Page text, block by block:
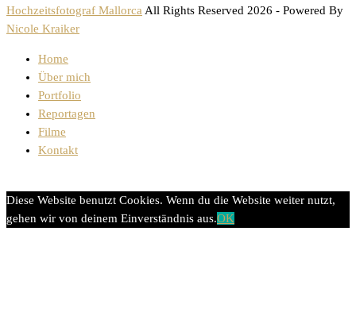
Hochzeitsfotograf MallorcaAll Rights Reserved 2026 - Powered By
Nicole Kraiker
Home
Über mich
Portfolio
Reportagen
Filme
Kontakt
Diese Website benutzt Cookies. Wenn du die Website weiter nutzt,
gehen wir von deinem Einverständnis aus.OK